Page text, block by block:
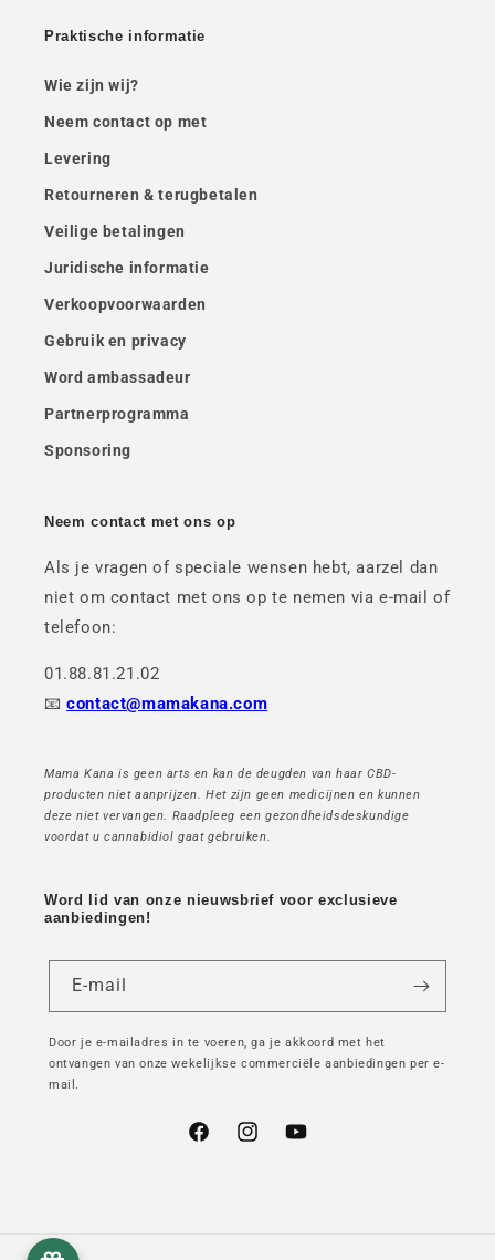
Praktische informatie
Wie zijn wij?
Neem contact op met
Levering
Retourneren & terugbetalen
Veilige betalingen
Juridische informatie
Verkoopvoorwaarden
Gebruik en privacy
Word ambassadeur
Partnerprogramma
Sponsoring
Neem contact met ons op
Als je vragen of speciale wensen hebt, aarzel dan
niet om contact met ons op te nemen via e-mail of
telefoon:
01.88.81.21.02
📧contact@mamakana.com
Mama Kana is geen arts en kan de deugden van haar CBD-
producten niet aanprijzen. Het zijn geen medicijnen en kunnen
deze niet vervangen. Raadpleeg een gezondheidsdeskundige
voordat u cannabidiol gaat gebruiken.
Word lid van onze nieuwsbrief voor exclusieve
aanbiedingen!
E-mail
Door je e-mailadres in te voeren, ga je akkoord met het
ontvangen van onze wekelijkse commerciële aanbiedingen per e-
mail.
FacebookInstagramYouTube